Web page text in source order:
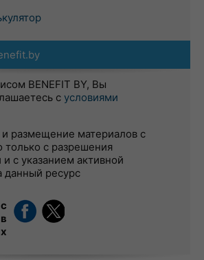
BENEFIT BY, Вы
с условиями
размещение материалов с
только с разрешения
с указанием активной
данный ресурс